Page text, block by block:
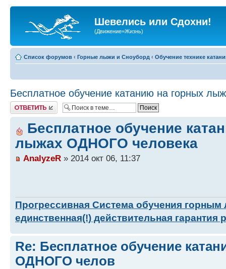
Шевелись или Сдохни!
(Движение=Жизнь)
Список форумов ‹ Горные лыжи и Сноуборд ‹ Обучение технике
Бесплатное обучение катанию на горных
Ответить
Бесплатное обучение
лыжах ОДНОГО человека
AnalyzeR » 2014 окт 06, 11:37
Прогрессивная Система обучения
единственная(!) действительная гарантия
Re: Бесплатное обучение
ОДНОГО челов